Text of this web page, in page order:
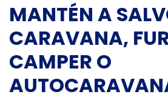
MANTÉN A
CARAVANA,
CAMPER O